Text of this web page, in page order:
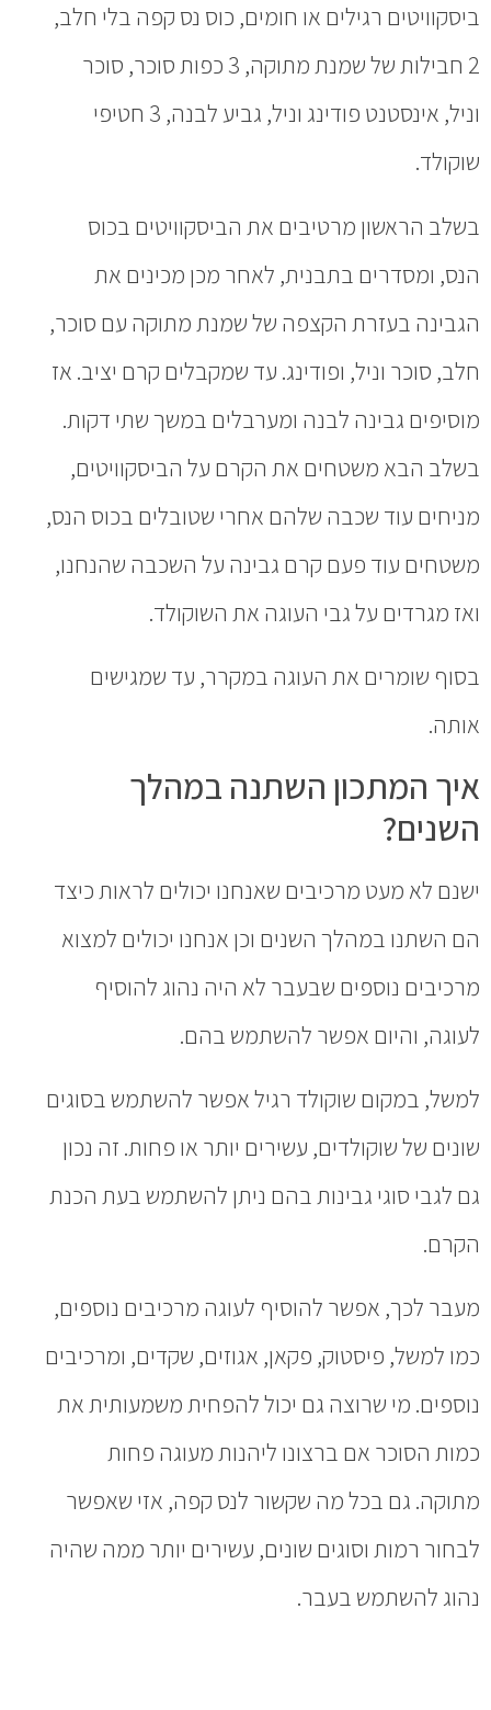
ביסקוויטים רגילים או חומים, כוס נס קפה בלי חלב,
2 חבילות של שמנת מתוקה, 3 כפות סוכר, סוכר
וניל, אינסטנט פודינג וניל, גביע לבנה, 3 חטיפי
שוקולד.
בשלב הראשון מרטיבים את הביסקוויטים בכוס
הנס, ומסדרים בתבנית, לאחר מכן מכינים את
הגבינה בעזרת הקצפה של שמנת מתוקה עם סוכר,
חלב, סוכר וניל, ופודינג. עד שמקבלים קרם יציב. אז
מוסיפים גבינה לבנה ומערבלים במשך שתי דקות.
בשלב הבא משטחים את הקרם על הביסקוויטים,
מניחים עוד שכבה שלהם אחרי שטובלים בכוס הנס,
משטחים עוד פעם קרם גבינה על השכבה שהנחנו,
ואז מגרדים על גבי העוגה את השוקולד.
בסוף שומרים את העוגה במקרר, עד שמגישים
אותה.
איך המתכון השתנה במהלך
השנים?
ישנם לא מעט מרכיבים שאנחנו יכולים לראות כיצד
הם השתנו במהלך השנים וכן אנחנו יכולים למצוא
מרכיבים נוספים שבעבר לא היה נהוג להוסיף
לעוגה, והיום אפשר להשתמש בהם.
למשל, במקום שוקולד רגיל אפשר להשתמש בסוגים
שונים של שוקולדים, עשירים יותר או פחות. זה נכון
גם לגבי סוגי גבינות בהם ניתן להשתמש בעת הכנת
הקרם.
מעבר לכך, אפשר להוסיף לעוגה מרכיבים נוספים,
כמו למשל, פיסטוק, פקאן, אגוזים, שקדים, ומרכיבים
נוספים. מי שרוצה גם יכול להפחית משמעותית את
כמות הסוכר אם ברצונו ליהנות מעוגה פחות
מתוקה. גם בכל מה שקשור לנס קפה, אזי שאפשר
לבחור רמות וסוגים שונים, עשירים יותר ממה שהיה
נהוג להשתמש בעבר.